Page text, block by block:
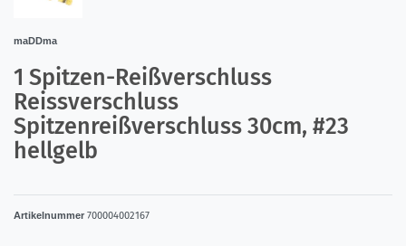
maDDma
1 Spitzen-Reißverschluss
Reissverschluss
Spitzenreißverschluss 30cm, #23
hellgelb
Artikelnummer 700004002167